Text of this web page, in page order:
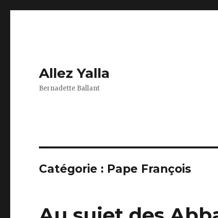
Allez Yalla
Bernadette Ballant
Catégorie : Pape François